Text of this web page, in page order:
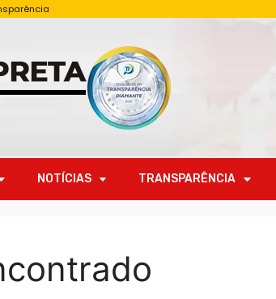
NOTÍCIAS TRANSPARÊNCIA